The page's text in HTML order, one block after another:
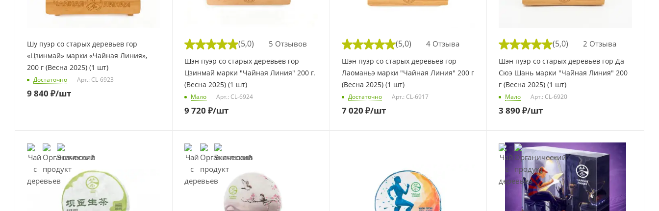
Шу пуэр со старых деревьев гор
«Цзинмай» марки «Чайная Линия»,
200 г (Весна 2025) (1 шт)
Достаточно Арт.: CL-6923
9 840 ₽/шт
(5,0) 5 Отзывов
Шэн пуэр со старых деревьев гор
Цзинмай марки "Чайная Линия" 200 г.
(Весна 2025) (1 шт)
Мало Арт.: CL-6924
9 720 ₽/шт
(5,0) 4 Отзыва
Шэн пуэр со старых деревьев гор
Лаоманьэ марки "Чайная Линия" 200 г
(Весна 2025) (1 шт)
Достаточно Арт.: CL-6917
7 020 ₽/шт
(5,0) 2 Отзыва
Шэн пуэр со старых деревьев гор Да
Сюэ Шань марки "Чайная Линия" 200
г (Весна 2025) (1 шт)
Мало Арт.: CL-6920
3 890 ₽/шт